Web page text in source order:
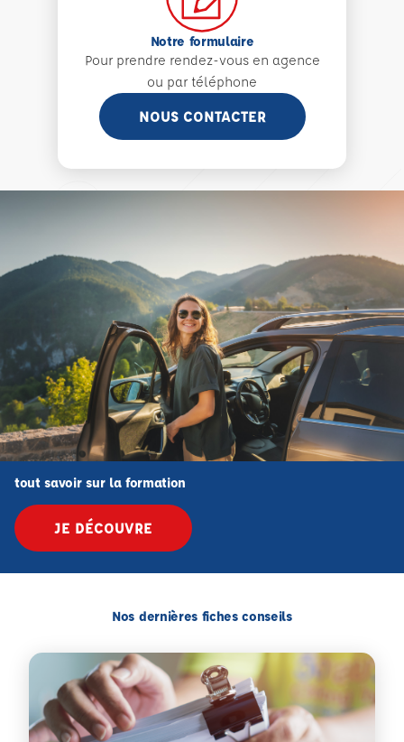
Notre formulaire
Pour prendre rendez-vous en agence
ou par téléphone
NOUS CONTACTER
tout savoir sur la formation
JE DÉCOUVRE
Nos dernières fiches conseils